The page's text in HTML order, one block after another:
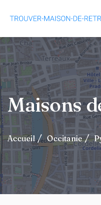
Maisons
Accueil Occitanie